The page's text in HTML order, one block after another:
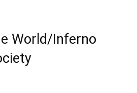
World/Inferno